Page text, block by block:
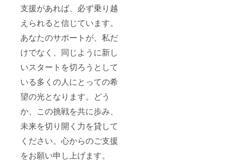
支援があれば、必ず乗り越
えられると信じています。
あなたのサポートが、私だ
けでなく、同じように新し
いスタートを切ろうとして
いる多くの人にとっての希
望の光となります。どう
か、この挑戦を共に歩み、
未来を切り開く力を貸して
ください。心からのご支援
をお願い申し上げます。